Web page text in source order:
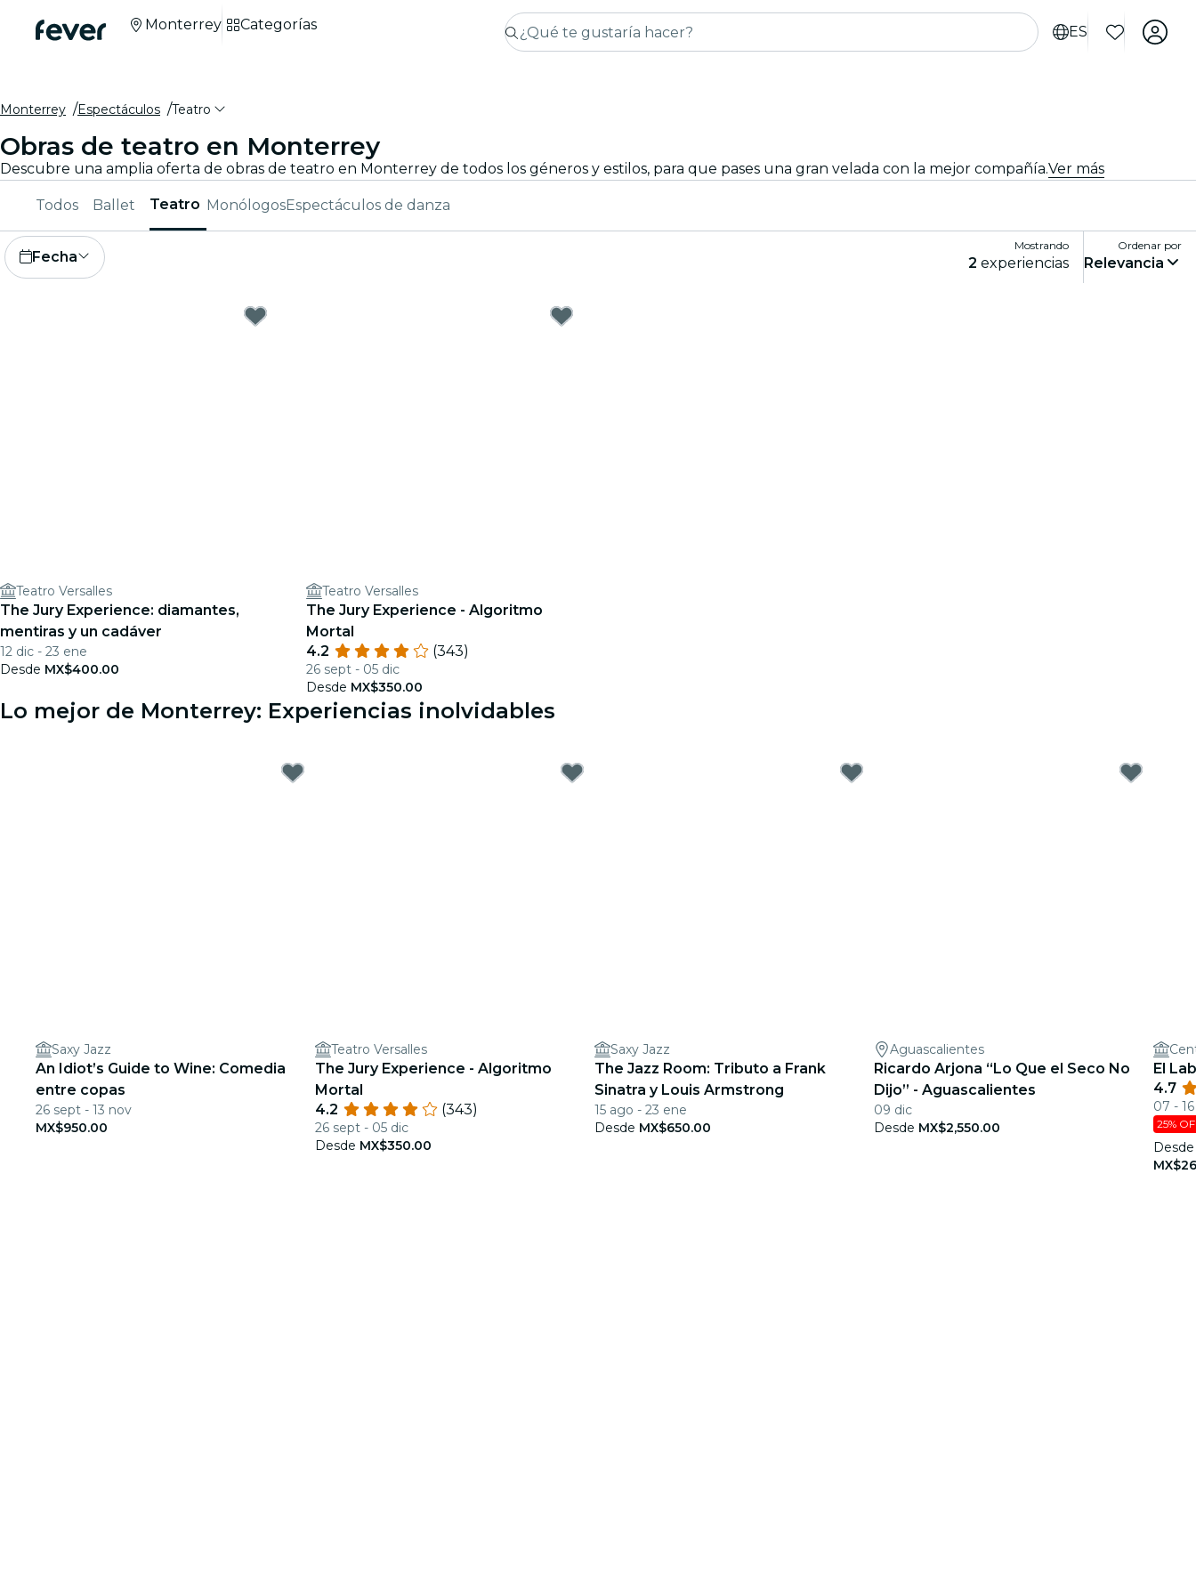
ES
Monterrey Categorías
Monterrey Espectáculos Teatro
Obras de teatro en Monterrey
Descubre una amplia oferta de obras de teatro en Monterrey de todos los géneros y estilos, para que pases una gran velada con la mejor compañía.Ver más
Todos Ballet Teatro MonólogosEspectáculos de danza
Fecha
Mostrando
2 experiencias
Ordenar por
Relevancia
Teatro Versalles
The Jury Experience: diamantes,
mentiras y un cadáver
12 dic - 23 ene
Desde MX$400.00
Teatro Versalles
The Jury Experience - Algoritmo
Mortal
4.2
(343)
26 sept - 05 dic
Desde MX$350.00
Lo mejor de Monterrey: Experiencias inolvidables
Saxy Jazz
An Idiot’s Guide to Wine: Comedia
entre copas
26 sept - 13 nov
MX$950.00
Teatro Versalles
The Jury Experience - Algoritmo
Mortal
4.2
(343)
26 sept - 05 dic
Desde MX$350.00
Saxy Jazz
The Jazz Room: Tributo a Frank
Sinatra y Louis Armstrong
15 ago - 23 ene
Desde MX$650.00
Aguascalientes
Ricardo Arjona “Lo Que el Seco No
Dijo” - Aguascalientes
09 dic
Desde MX$2,550.00
El
4.7
07 -
25%
Desde